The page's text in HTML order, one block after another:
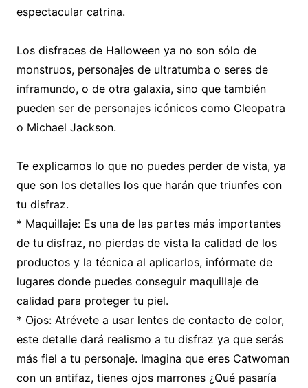
espectacular catrina.
Los disfraces de Halloween ya no son sólo de
monstruos, personajes de ultratumba o seres de
inframundo, o de otra galaxia, sino que también
pueden ser de personajes icónicos como Cleopatra
o Michael Jackson.
Te explicamos lo que no puedes perder de vista, ya
que son los detalles los que harán que triunfes con
tu disfraz.
* Maquillaje: Es una de las partes más importantes
de tu disfraz, no pierdas de vista la calidad de los
productos y la técnica al aplicarlos, infórmate de
lugares donde puedes conseguir maquillaje de
calidad para proteger tu piel.
* Ojos: Atrévete a usar lentes de contacto de color,
este detalle dará realismo a tu disfraz ya que serás
más fiel a tu personaje. Imagina que eres Catwoman
con un antifaz, tienes ojos marrones ¿Qué pasaría